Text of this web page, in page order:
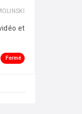
et
Fermé